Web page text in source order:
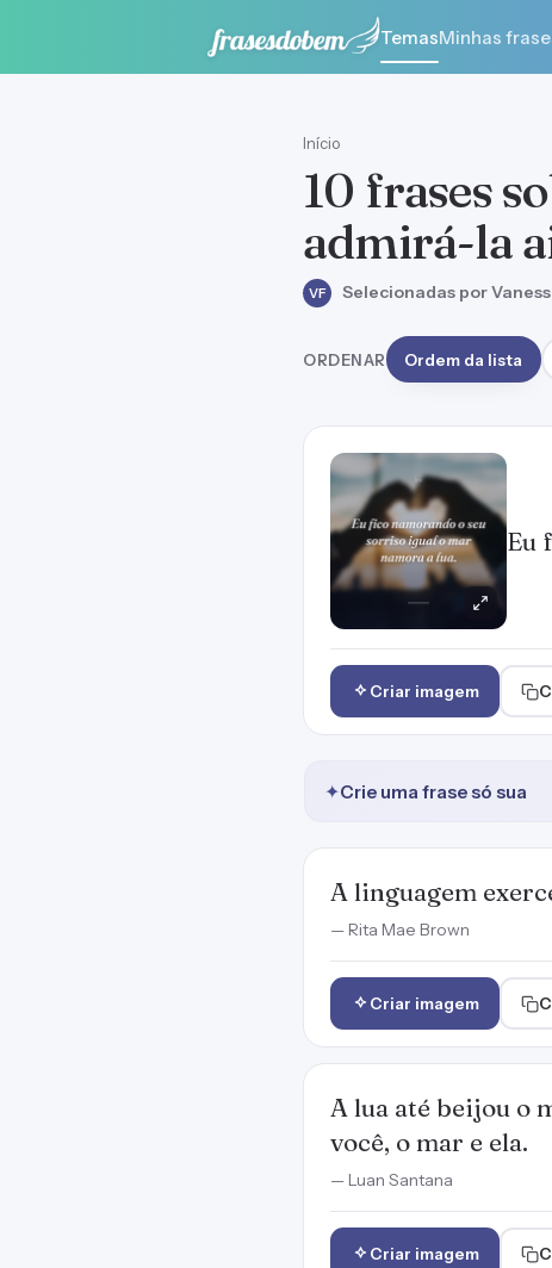
TemasMinhas
Início
10 frases
admirá-la
VF Selecionadas por
ORDENAR Ordem da lista
Eu
Criar imagem
✦Crie uma frase só sua
A linguagem
— Rita Mae Brown
Criar imagem
A lua até beijou o
você, o mar e ela.
— Luan Santana
Criar imagem